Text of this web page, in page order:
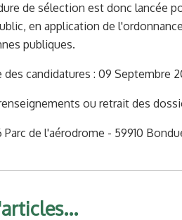
de sélection est donc lancée
en application de
publiques.
candidatures : 09 Septembre
ou retrait des
Parc de l'aérodrome - 59910